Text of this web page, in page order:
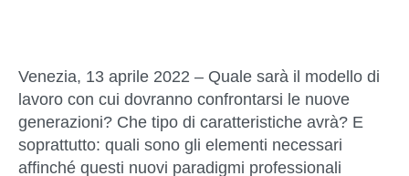
Venezia, 13 aprile 2022 – Quale sarà il modello di
lavoro con cui dovranno confrontarsi le nuove
generazioni? Che tipo di caratteristiche avrà? E
soprattutto: quali sono gli elementi necessari
affinché questi nuovi paradigmi professionali